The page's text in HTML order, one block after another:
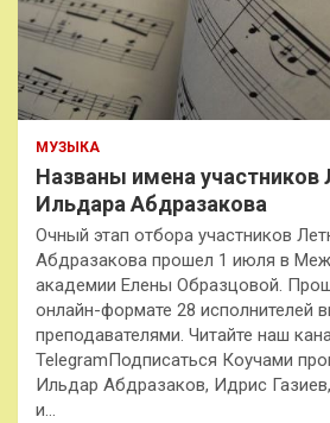
МУЗЫКА
Названы имена
Ильдара Абдразакова
Очный этап отбора участников
Абдразакова прошел 1 июля в
академии Елены Образцовой.
онлайн-формате 28 исполнителей
преподавателями. Читайте наш
TelegramПодписаться Коучами
Ильдар Абдразаков, Идрис
и…